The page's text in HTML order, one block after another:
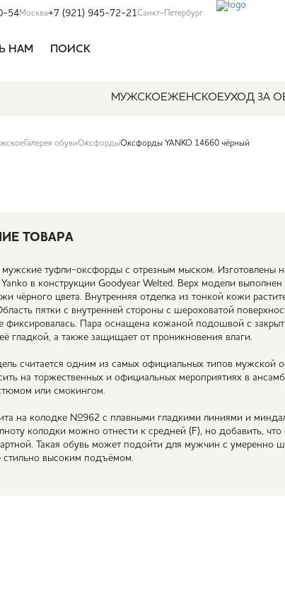
54Москва+7 (921) 945-72-21Санкт-Петербург
НАМ ПОИСК
МУЖСКОЕЖЕНСКОЕУХОД ЗА
Галерея обувиОксфордыОксфорды YANKO 14660 чёрный
ТОВАРА
мужские туфли-оксфорды с отрезным мыском. Изготовлены
в конструкции Goodyear Welted. Верх модели выполнен
чёрного цвета. Внутренняя отделка из тонкой кожи
пятки с внутренней стороны с шероховатой
фиксировалась. Пара оснащена кожаной подошвой с
гладкой, а также защищает от проникновения влаги.
считается одним из самых официальных типов мужской
на торжественных и официальных мероприятиях в
или смокингом.
на колодке №962 с плавными гладкими линиями и
колодки можно отнести к средней (F), но добавить, что
Такая обувь может подойти для мужчин с умеренно
стильно высоким подъёмом.